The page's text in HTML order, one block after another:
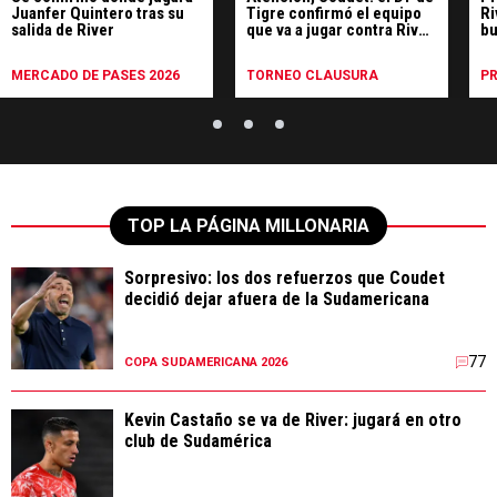
Juanfer Quintero tras su
salida de River
MERCADO DE PASES 2026
Tigre confirmó el equipo
que va a jugar contra River
TORNEO CLAUSURA
TOP LA PÁGINA MILLONARIA
Sorpresivo: los dos refuerzos que Coudet
decidió dejar afuera de la Sudamericana
COPA SUDAMERICANA 2026 77
Kevin Castaño se va de River: jugará en otro
club de Sudamérica